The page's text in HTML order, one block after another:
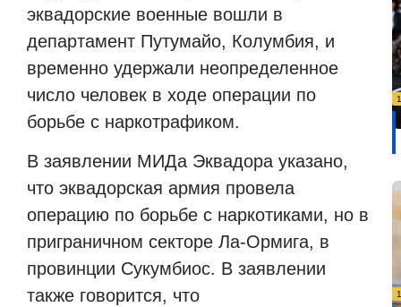
эквадорские военные вошли в
департамент Путумайо, Колумбия, и
временно удержали неопределенное
число человек в ходе операции по
борьбе с наркотрафиком.
В заявлении МИДа Эквадора указано,
что эквадорская армия провела
операцию по борьбе с наркотиками, но в
приграничном секторе Ла-Ормига, в
провинции Сукумбиос. В заявлении
также говорится, что